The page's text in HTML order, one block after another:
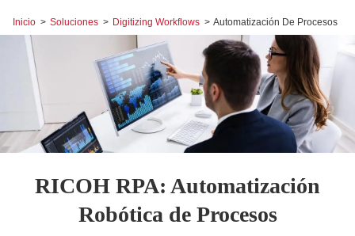
Inicio > Soluciones > Digitizing Workflows > Automatización De Procesos
RICOH RPA: Automatización
Robótica de Procesos